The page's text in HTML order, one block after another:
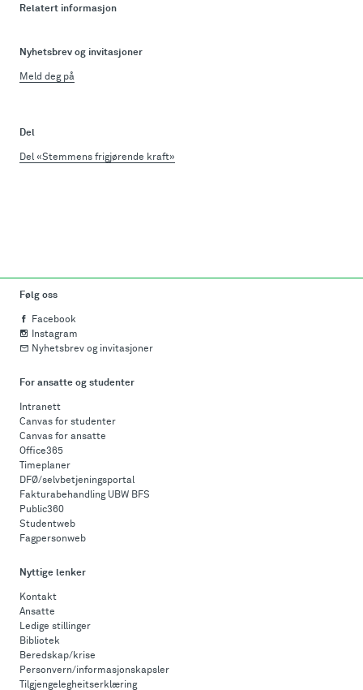
Relatert informasjon
Nyhetsbrev og invitasjoner
Meld deg på
Del
Del «Stemmens frigjørende kraft»
Følg oss
Facebook
Instagram
Nyhetsbrev og invitasjoner
For ansatte og studenter
Intranett
Canvas for studenter
Canvas for ansatte
Office365
Timeplaner
DFØ/selvbetjeningsportal
Fakturabehandling UBW BFS
Public360
Studentweb
Fagpersonweb
Nyttige lenker
Kontakt
Ansatte
Ledige stillinger
Bibliotek
Beredskap/krise
Personvern/informasjonskapsler
Tilgjengelegheitserklæring